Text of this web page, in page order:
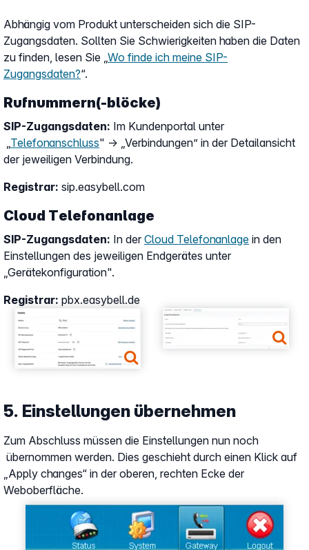
Show larger version Show larger version
Abhängig vom Produkt unterscheiden sich die SIP-
Zugangsdaten. Sollten Sie Schwierigkeiten haben die Daten
zu finden, lesen Sie „Wo finde ich meine SIP-
Zugangsdaten?“.
Rufnummern(-blöcke)
SIP-Zugangsdaten: Im Kundenportal unter
„Telefonanschluss" → „Verbindungen” in der Detailansicht
der jeweiligen Verbindung.
Registrar: sip.easybell.com
Cloud Telefonanlage
SIP-Zugangsdaten: In der Cloud Telefonanlage in den
Einstellungen des jeweiligen Endgerätes unter
„Gerätekonfiguration".
Registrar: pbx.easybell.de
5. Einstellungen übernehmen
Zum Abschluss müssen die Einstellungen nun noch
übernommen werden. Dies geschieht durch einen Klick auf
„Apply changes“ in der oberen, rechten Ecke der
Weboberfläche.
Show larger version